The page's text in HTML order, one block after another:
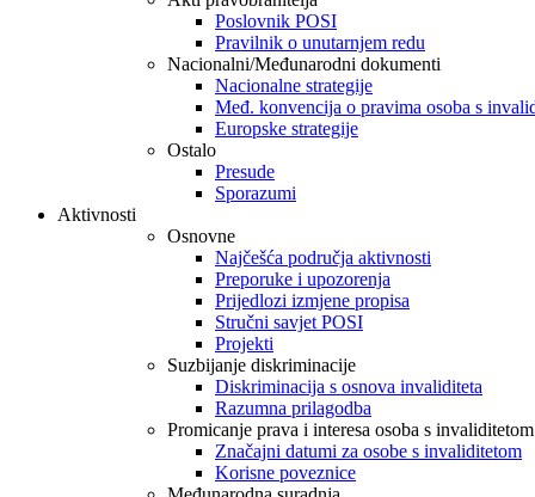
Poslovnik POSI
Pravilnik o unutarnjem redu
Nacionalni/Međunarodni dokumenti
Nacionalne strategije
Međ. konvencija o pravima osoba s
Europske strategije
Ostalo
Presude
Sporazumi
Aktivnosti
Osnovne
Najčešća područja aktivnosti
Preporuke i upozorenja
Prijedlozi izmjene propisa
Stručni savjet POSI
Projekti
Suzbijanje diskriminacije
Diskriminacija s osnova invaliditeta
Razumna prilagodba
Promicanje prava i interesa osoba s invaliditetom
Značajni datumi za osobe s invaliditetom
Korisne poveznice